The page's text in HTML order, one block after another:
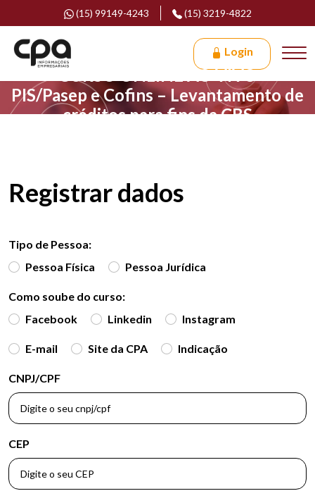
(15) 99149-4243 (15) 3219-4822
Login
CURSO ONLINE AO VIVO
PIS/Pasep e Cofins – Levantamento de
créditos para fins da CBS
Registrar dados
Tipo de Pessoa:
Pessoa Física
Pessoa Jurídica
Como soube do curso:
Facebook
Linkedin Instagram
E-mail Site da CPA Indicação
CNPJ/CPF
CEP